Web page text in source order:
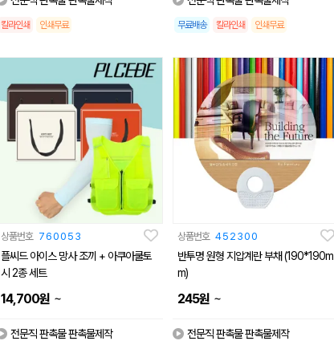
칼라인쇄 인쇄무료 무료배송 칼라인쇄 인쇄무료
상품번호 760053
플씨드 아이스 망사 조끼 + 아쿠아쿨토
시 2종 세트
14,700원 ~
전문직 판촉물 판촉물제작
상품번호 452300
반투명 원형 지압계란 부채 (190*190m
m)
245원 ~
전문직 판촉물 판촉물제작